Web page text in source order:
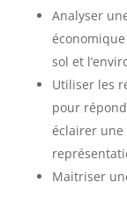
Analyser
sol et
Utiliser les
pour
éclairer
Maitriser